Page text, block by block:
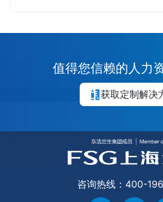
值得您信赖的人力
获取定制解决
咨询热线：400-